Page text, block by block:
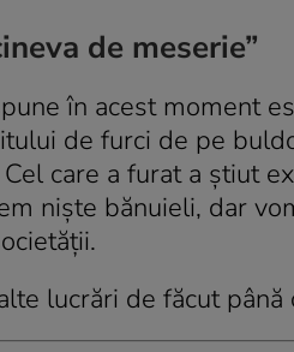
de meserie”
în acest moment
de furci de pe
care a furat a știut
niște bănuieli, dar
lucrări de făcut